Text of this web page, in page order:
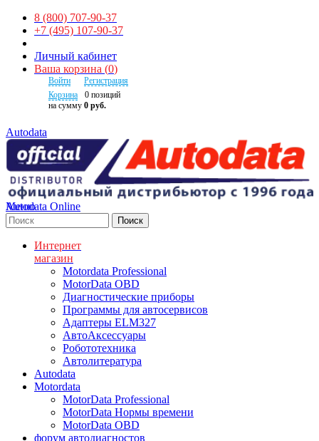
8 (800) 707-90-37
+7 (495) 107-90-37
Личный кабинет
Ваша корзина (0)
Войти
Регистрация
Корзина
0 позиций
на сумму 0 руб.
Autodata
Autodata Online
Меню
Поиск
Интернет
магазин
Motordata Professional
MotorData OBD
Диагностические приборы
Программы для автосервисов
Адаптеры ELM327
АвтоАксессуары
Робототехника
Автолитература
Autodata
Motordata
MotorData Professional
MotorData Нормы времени
MotorData OBD
форум автодиагностов